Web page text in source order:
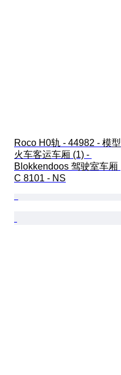
Roco H0轨 - 44982 - 模型
火车客运车厢 (1) -
Blokkendoos 驾驶室车厢
C 8101 - NS